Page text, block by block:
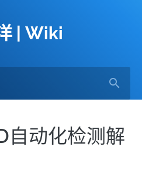
| Wiki
自动化检测解